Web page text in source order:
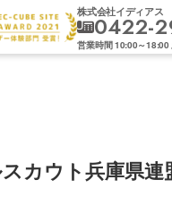
株式会社イディアス
0422-
営業時間10:00～18:00
カウト兵庫県連